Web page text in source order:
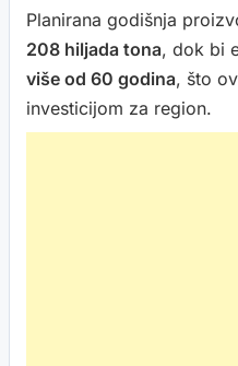
Planirana godišnja
208 hiljada tona, dok bi
više od 60 godina, što
investicijom za region.